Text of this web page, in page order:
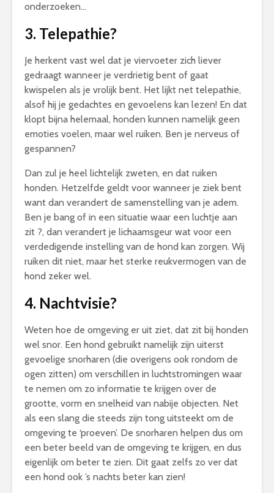
onderzoeken…
3. Telepathie?
Je herkent vast wel dat je viervoeter zich liever
gedraagt wanneer je verdrietig bent of gaat
kwispelen als je vrolijk bent. Het lijkt net telepathie,
alsof hij je gedachtes en gevoelens kan lezen! En dat
klopt bijna helemaal, honden kunnen namelijk geen
emoties voelen, maar wel ruiken. Ben je nerveus of
gespannen?
Dan zul je heel lichtelijk zweten, en dat ruiken
honden. Hetzelfde geldt voor wanneer je ziek bent
want dan verandert de samenstelling van je adem.
Ben je bang of in een situatie waar een luchtje aan
zit ?, dan verandert je lichaamsgeur wat voor een
verdedigende instelling van de hond kan zorgen. Wij
ruiken dit niet, maar het sterke reukvermogen van de
hond zeker wel.
4. Nachtvisie?
Weten hoe de omgeving er uit ziet, dat zit bij honden
wel snor. Een hond gebruikt namelijk zijn uiterst
gevoelige snorharen (die overigens ook rondom de
ogen zitten) om verschillen in luchtstromingen waar
te nemen om zo informatie te krijgen over de
grootte, vorm en snelheid van nabije objecten. Net
als een slang die steeds zijn tong uitsteekt om de
omgeving te ‘proeven’. De snorharen helpen dus om
een beter beeld van de omgeving te krijgen, en dus
eigenlijk om beter te zien. Dit gaat zelfs zo ver dat
een hond ook ’s nachts beter kan zien!